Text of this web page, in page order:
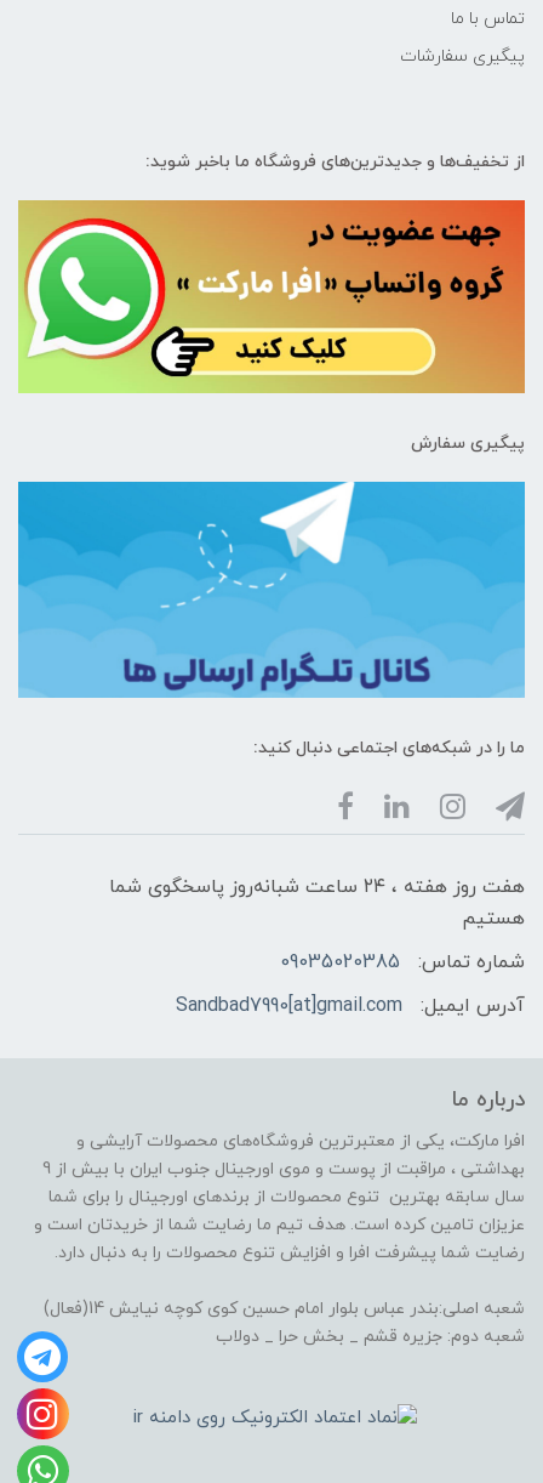
تماس با ما
پیگیری سفارشات
از تخفیف‌ها و جدیدترین‌های فروشگاه ما باخبر شوید:
پیگیری سفارش
ما را در شبکه‌های اجتماعی دنبال کنید:
هفت روز هفته ، ۲۴ ساعت شبانه‌روز پاسخگوی شما
هستیم
شماره تماس:
09035020385
آدرس ایمیل:
Sandbad7990[at]gmail.com
درباره ما
افرا مارکت، یکی از معتبرترین فروشگاه‌های محصولات آرایشی و
بهداشتی ، مراقبت از پوست و موی اورجینال جنوب ایران با بیش از 9
سال سابقه بهترین تنوع محصولات از برندهای اورجینال را برای شما
عزیزان تامین کرده است. هدف تیم ما رضایت شما از خریدتان است و
رضایت شما پیشرفت افرا و افزایش تنوع محصولات را به دنبال دارد.
شعبه اصلی:بندر عباس بلوار امام حسین کوی کوچه نیایش 14(فعال)
شعبه دوم: جزیره قشم _ بخش حرا _ دولاب